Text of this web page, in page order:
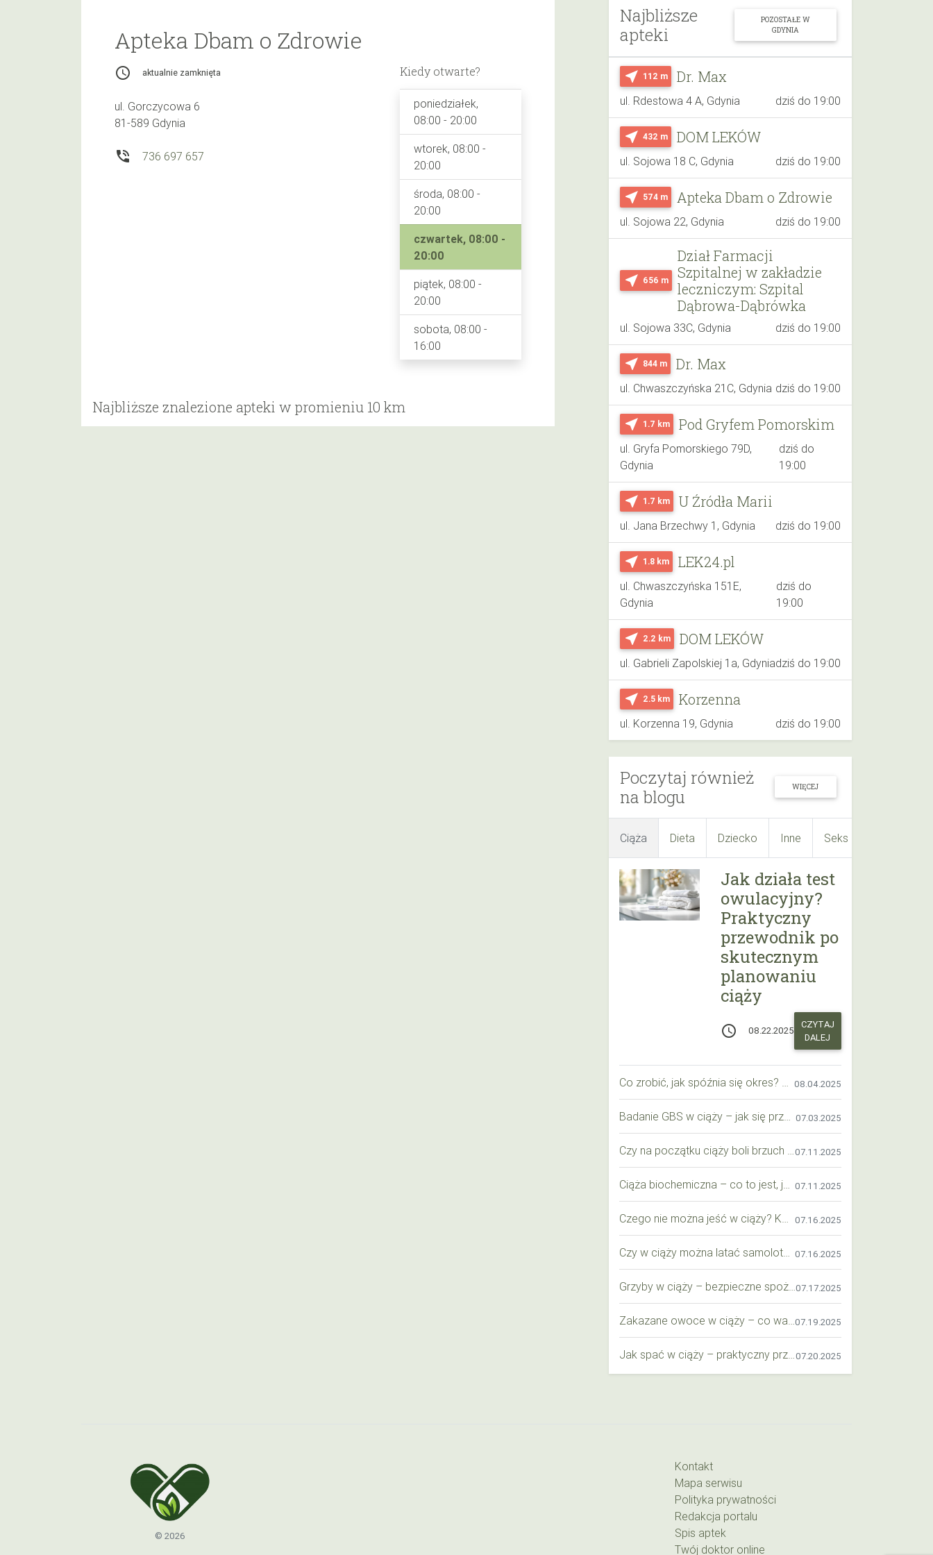
Najbliższe
apteki
POZOSTAŁE W
GDYNIA
near_me 112 m Dr. Max
ul. Rdestowa 4 A, Gdynia dziś do 19:00
near_me 432 m DOM LEKÓW
ul. Sojowa 18 C, Gdynia dziś do 19:00
near_me 574 m Apteka Dbam o Zdrowie
ul. Sojowa 22, Gdynia dziś do 19:00
near_me 656 m
Dział Farmacji
Szpitalnej w zakładzie
leczniczym: Szpital
Dąbrowa-Dąbrówka
ul. Sojowa 33C, Gdynia dziś do 19:00
near_me 844 m Dr. Max
ul. Chwaszczyńska 21C, Gdynia dziś do 19:00
near_me 1.7 km Pod Gryfem Pomorskim
ul. Gryfa Pomorskiego 79D,
Gdynia
dziś do
19:00
near_me 1.7 km U Źródła Marii
ul. Jana Brzechwy 1, Gdynia dziś do 19:00
near_me 1.8 km LEK24.pl
ul. Chwaszczyńska 151E,
Gdynia
dziś do
19:00
near_me 2.2 km DOM LEKÓW
ul. Gabrieli Zapolskiej 1a, Gdyniadziś do 19:00
near_me 2.5 km Korzenna
ul. Korzenna 19, Gdynia dziś do 19:00
Poczytaj również
na blogu
WIĘCEJ
Ciąża Dieta Dziecko Inne Seks
Jak działa test
owulacyjny?
Praktyczny
przewodnik po
skutecznym
planowaniu
ciąży
access_time 08.22.2025
CZYTAJ
DALEJ
08.04.2025
07.03.2025
07.11.2025
07.11.2025
07.16.2025
07.16.2025
07.17.2025
07.19.2025
07.20.2025
Apteka Dbam o Zdrowie
access_time aktualnie zamknięta
ul. Gorczycowa 6
81-589 Gdynia
phone_in_talk 736 697 657
Kiedy otwarte?
poniedziałek,
08:00 - 20:00
wtorek, 08:00 -
20:00
środa, 08:00 -
20:00
czwartek, 08:00 -
20:00
piątek, 08:00 -
20:00
sobota, 08:00 -
16:00
Najbliższe znalezione apteki w promieniu 10 km
© 2026
Kontakt
Mapa serwisu
Polityka prywatności
Redakcja portalu
Spis aptek
Twój doktor online